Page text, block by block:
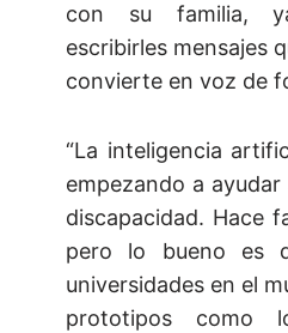
con su familia,
escribirles mensajes
convierte en voz de
“La inteligencia
empezando a
discapacidad. Hace
pero lo bueno es
universidades en el
prototipos como